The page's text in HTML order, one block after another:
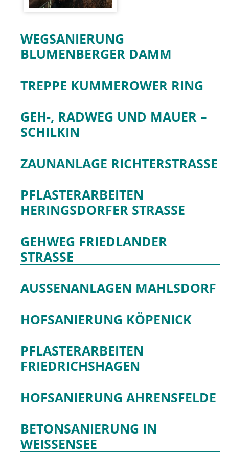
WEGSANIERUNG
BLUMENBERGER DAMM
TREPPE KUMMEROWER RING
GEH-, RADWEG UND MAUER –
SCHILKIN
ZAUNANLAGE RICHTERSTRASSE
PFLASTERARBEITEN
HERINGSDORFER STRASSE
GEHWEG FRIEDLANDER
STRASSE
AUSSENANLAGEN MAHLSDORF
HOFSANIERUNG KÖPENICK
PFLASTERARBEITEN
FRIEDRICHSHAGEN
HOFSANIERUNG AHRENSFELDE
BETONSANIERUNG IN
WEISSENSEE